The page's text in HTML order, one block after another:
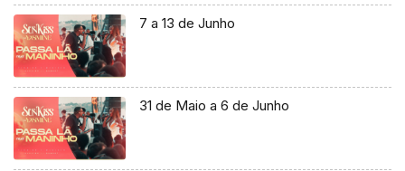
7 a 13 de Junho
31 de Maio a 6 de Junho